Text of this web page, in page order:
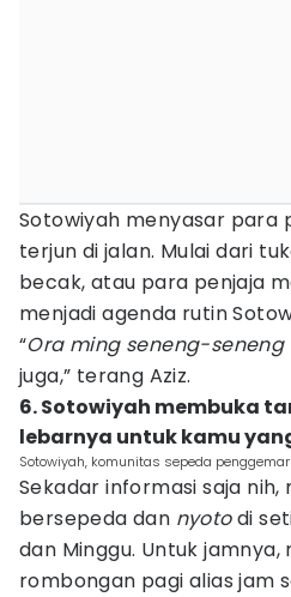
Sotowiyah menyasar para
terjun di jalan. Mulai dari
becak, atau para penjaja
menjadi agenda rutin
“Ora ming seneng-seneng
juga,” terang Aziz.
6. Sotowiyah membuka
lebarnya untuk kamu
Sotowiyah, komunitas sepeda
Sekadar informasi saja
bersepeda dan nyotodi
dan Minggu. Untuk
rombongan pagi alias jam